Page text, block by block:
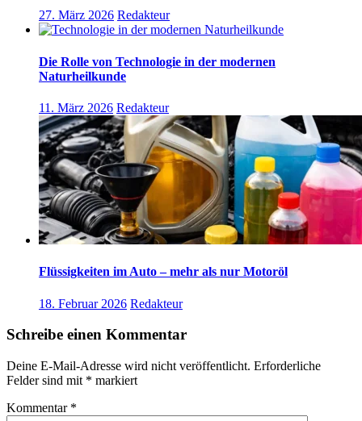
27. März 2026 Redakteur
Die Rolle von Technologie in der modernen
Naturheilkunde
11. März 2026 Redakteur
Flüssigkeiten im Auto – mehr als nur Motoröl
18. Februar 2026 Redakteur
Schreibe einen Kommentar
Deine E-Mail-Adresse wird nicht veröffentlicht. Erforderliche
Felder sind mit * markiert
Kommentar *